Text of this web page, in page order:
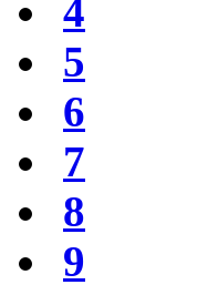
4
5
6
7
8
9